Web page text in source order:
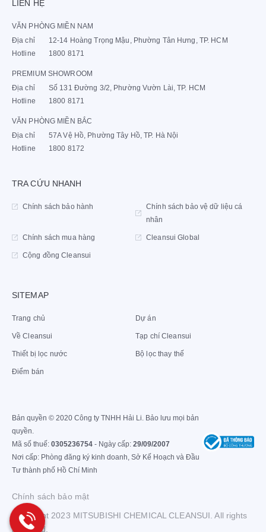
Máy lọc nước ion kiềm là gì?
Cấu tạo bộ lọc của máy lọc nước ion
kiềm
năng loại bỏ các tạp chất và giữ lại khoáng chất có lợi.
Bộ lọc EUC3000 của Cleansui có cấu tạo gồm 4 cấp:
Cấp lọc 1:Lớp vải lưới không dệt giúp loại bỏ các cặn
bẩn lớn và các tạp chất thô.
loại nặng như chì hòa tan trong nước.
Cấp lọc 3:Lớp than hoạt tính giúp khử mùi, loại bỏ clo
LIÊN HỆ
VĂN PHÒNG MIỀN NAM
Địa chỉ
12-14 Hoàng Trọng Mậu, Phường Tân Hưng, TP. HCM
Hotline
1800 8171
PREMIUM SHOWROOM
Địa chỉ
Số 131 Đường 3/2, Phường Vườn Lài, TP. HCM
Hotline
1800 8171
VĂN PHÒNG MIỀN BẮC
Địa chỉ
57A Vệ Hồ, Phường Tây Hồ, TP. Hà Nội
Hotline
1800 8172
TRA CỨU NHANH
Chính sách bảo hành
Chính sách bảo vệ dữ liệu cá
nhân
Chính sách mua hàng Cleansui Global
Cộng đồng Cleansui
SITEMAP
Trang chủ Dự án
Về Cleansui Tạp chí Cleansui
Thiết bị lọc nước Bộ lọc thay thế
Điểm bán
Bản quyền © 2020 Công ty TNHH Hải Li. Bảo lưu mọi bản
quyền.
Mã số thuế: 0305236754 - Ngày cấp: 29/09/2007
Nơi cấp: Phòng đăng ký kinh doanh, Sở Kế Hoạch và Đầu
Tư thành phố Hồ Chí Minh
Copyright 2023 MITSUBISHI CHEMICAL CLEANSUI. All rights
reserved.
Chính sách bảo mật